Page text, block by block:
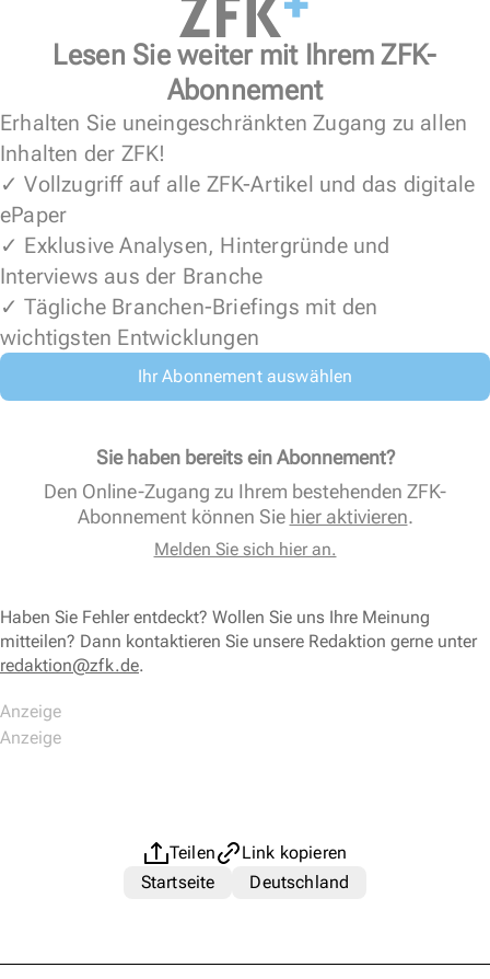
Lesen Sie weiter mit Ihrem ZFK-
Abonnement
Erhalten Sie uneingeschränkten Zugang zu allen
Inhalten der ZFK!
✓ Vollzugriff auf alle ZFK-Artikel und das digitale
ePaper
✓ Exklusive Analysen, Hintergründe und
Interviews aus der Branche
✓ Tägliche Branchen-Briefings mit den
wichtigsten Entwicklungen
Ihr Abonnement auswählen
Sie haben bereits ein Abonnement?
Den Online-Zugang zu Ihrem bestehenden ZFK-
Abonnement können Sie hier aktivieren.
Melden Sie sich hier an.
Haben Sie Fehler entdeckt? Wollen Sie uns Ihre Meinung
mitteilen? Dann kontaktieren Sie unsere Redaktion gerne unter
redaktion@zfk.de.
Teilen
Link kopieren
Startseite
Deutschland